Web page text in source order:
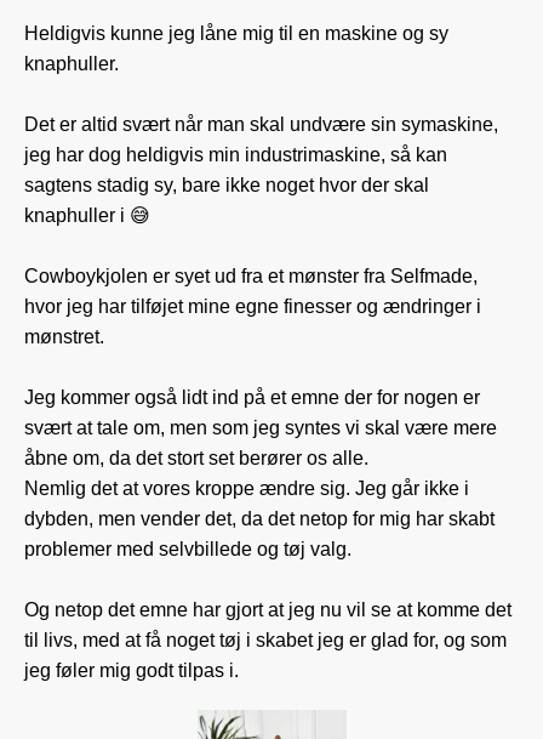
Heldigvis kunne jeg låne mig til en maskine og sy
knaphuller.
Det er altid svært når man skal undvære sin symaskine,
jeg har dog heldigvis min industrimaskine, så kan
sagtens stadig sy, bare ikke noget hvor der skal
knaphuller i 😅
Cowboykjolen er syet ud fra et mønster fra Selfmade,
hvor jeg har tilføjet mine egne finesser og ændringer i
mønstret.
Jeg kommer også lidt ind på et emne der for nogen er
svært at tale om, men som jeg syntes vi skal være mere
åbne om, da det stort set berører os alle.
Nemlig det at vores kroppe ændre sig. Jeg går ikke i
dybden, men vender det, da det netop for mig har skabt
problemer med selvbillede og tøj valg.
Og netop det emne har gjort at jeg nu vil se at komme det
til livs, med at få noget tøj i skabet jeg er glad for, og som
jeg føler mig godt tilpas i.